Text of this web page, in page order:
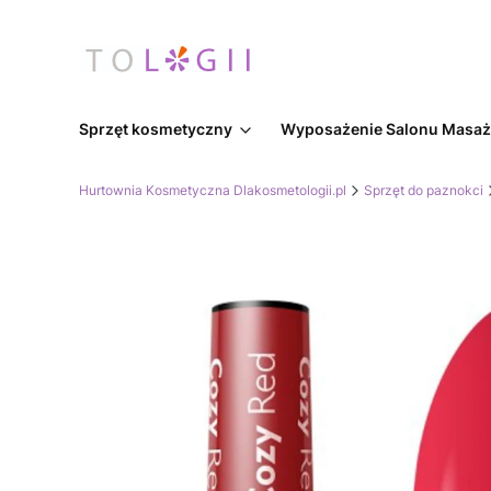
Sprzęt kosmetyczny Wyposażenie Salonu
Hurtownia Kosmetyczna Dlakosmetologii.pl Sprzęt do paznokci